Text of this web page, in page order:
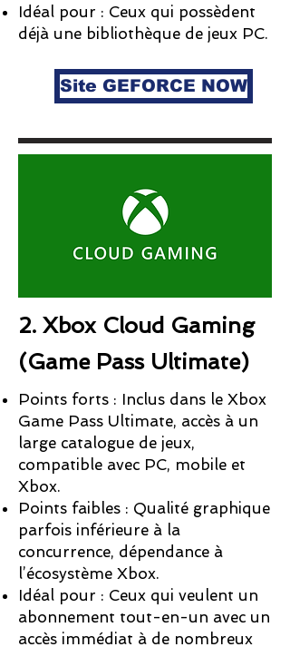
Idéal pour : Ceux qui possèdent
déjà une bibliothèque de jeux PC.
Site GEFORCE NOW
2. Xbox Cloud Gaming
(Game Pass Ultimate)​
Points forts : Inclus dans le Xbox
Game Pass Ultimate, accès à un
large catalogue de jeux,
compatible avec PC, mobile et
Xbox.
Points faibles : Qualité graphique
parfois inférieure à la
concurrence, dépendance à
l’écosystème Xbox.
Idéal pour : Ceux qui veulent un
abonnement tout-en-un avec un
accès immédiat à de nombreux